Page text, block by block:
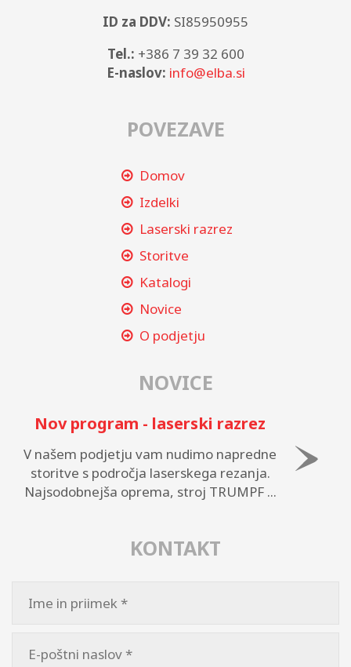
ID za DDV: SI85950955
Tel.: +386 7 39 32 600
E-naslov: info@elba.si
POVEZAVE
Domov
Izdelki
Laserski razrez
Storitve
Katalogi
Novice
O podjetju
NOVICE
Nov program - laserski razrez
V našem podjetju vam nudimo napredne
storitve s področja laserskega rezanja.
Najsodobnejša oprema, stroj TRUMPF ...
KONTAKT